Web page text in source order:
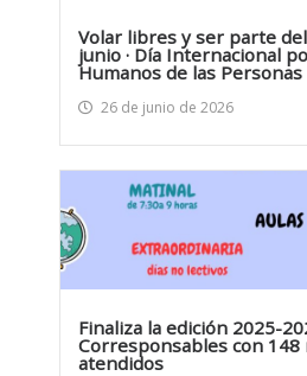
Volar libres y ser parte
junio · Día Internacional
Humanos de las Personas
26 de junio de 2026
Finaliza la edición 2025-
Corresponsables con 148
atendidos